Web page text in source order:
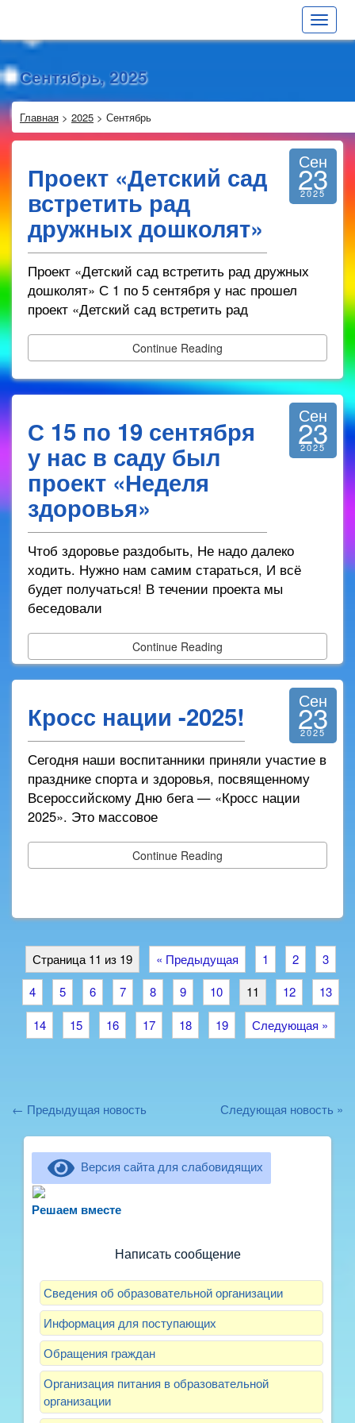
Toggle
Сентябрь, 2025
Главная > 2025 > Сентябрь
Проект «Детский сад
встретить рад
дружных дошколят»
Сен
23
2025
Проект «Детский сад встретить рад дружных
дошколят» С 1 по 5 сентября у нас прошел
проект «Детский сад встретить рад
Continue Reading
С 15 по 19 сентября
у нас в саду был
проект «Неделя
здоровья»
Сен
23
2025
Чтоб здоровье раздобыть, Не надо далеко
ходить. Нужно нам самим стараться, И всё
будет получаться! В течении проекта мы
беседовали
Continue Reading
Кросс нации -2025! Сен
23
2025
Сегодня наши воспитанники приняли участие в
празднике спорта и здоровья, посвященному
Всероссийскому Дню бега — «Кросс нации
2025». Это массовое
Continue Reading
Страница 11 из 19 « Предыдущая 1 2
3
4
5 6 7 8 9 10 11 12
13
14
15 16 17 18 19 Следующая »
← Предыдущая новость Следующая новость »
Версия сайта для слабовидящих
Решаем вместерассказать о воспитателях? Знаете, как
Написать сообщение
Сведения об образовательной организации
Информация для поступающих
Обращения граждан
Организация питания в образовательной
организации